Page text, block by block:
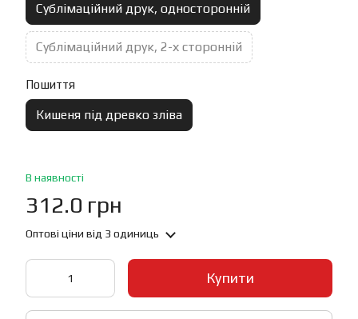
Сублімаційний друк, односторонній
Сублімаційний друк, 2-х сторонній
Пошиття
Кишеня під древко зліва
В наявності
312.0 грн
Оптові ціни від 3 одиниць
Купити